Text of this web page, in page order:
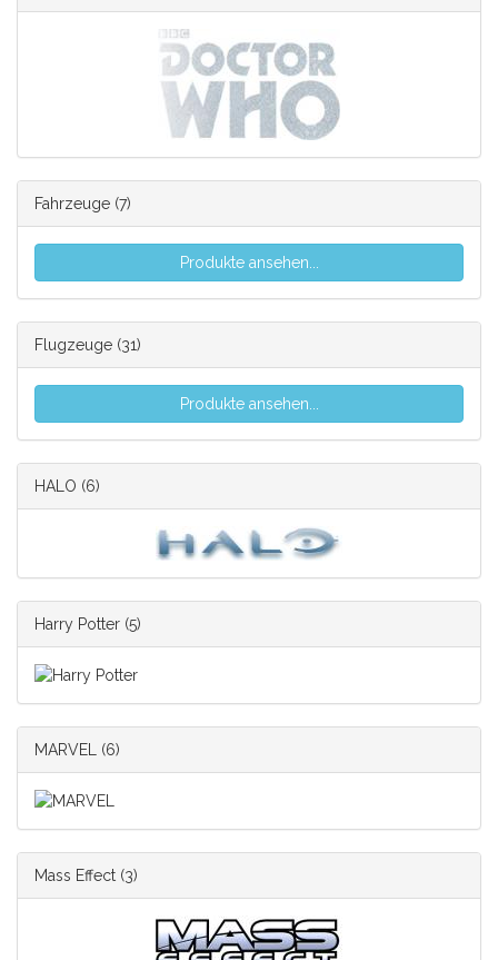
Fahrzeuge (7)
Produkte ansehen...
Flugzeuge (31)
Produkte ansehen...
HALO (6)
Harry Potter (5)
MARVEL (6)
Mass Effect (3)